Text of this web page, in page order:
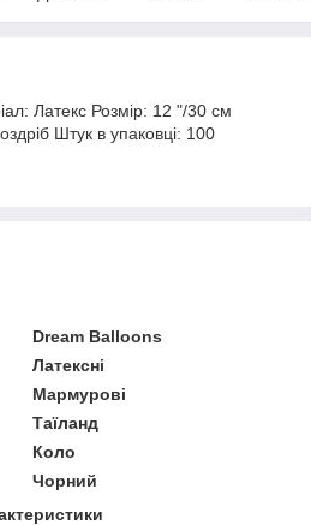
Латекс Розмір: 12 "/30 см
Штук в упаковці: 100
Dream Balloons
Латексні
Мармурові
Таїланд
Коло
Чорний